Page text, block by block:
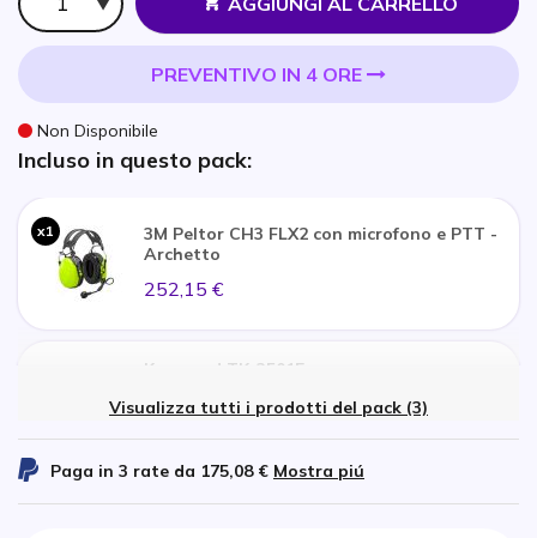
PREVENTIVO IN 4 ORE
Non Disponibile
Incluso in questo pack:
x1
3M Peltor CH3 FLX2 con microfono e PTT -
Archetto
252,15 €
Kenwood TK-3501E
Visualizza tutti i prodotti del pack (3)
Paga in 3 rate da 175,08 € Mostra piú